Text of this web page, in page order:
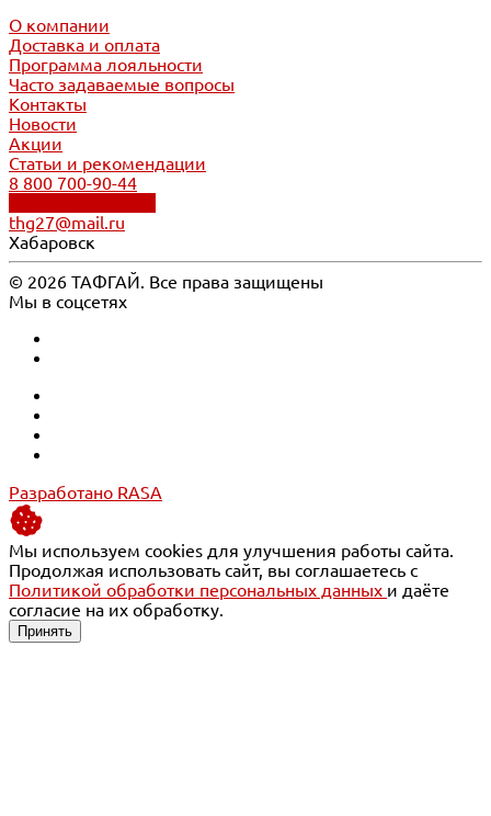
О компании
Доставка и оплата
Программа лояльности
Часто задаваемые вопросы
Контакты
Новости
Акции
Статьи и рекомендации
8 800 700-90-44
thg27@mail.ru
Хабаровск
© 2026 ТАФГАЙ. Все права защищены
Мы в соцсетях
Разработано RASA
Мы используем cookies для улучшения работы сайта.
Продолжая использовать сайт, вы соглашаетесь с
Политикой обработки персональных данных и даёте
согласие на их обработку.
Принять